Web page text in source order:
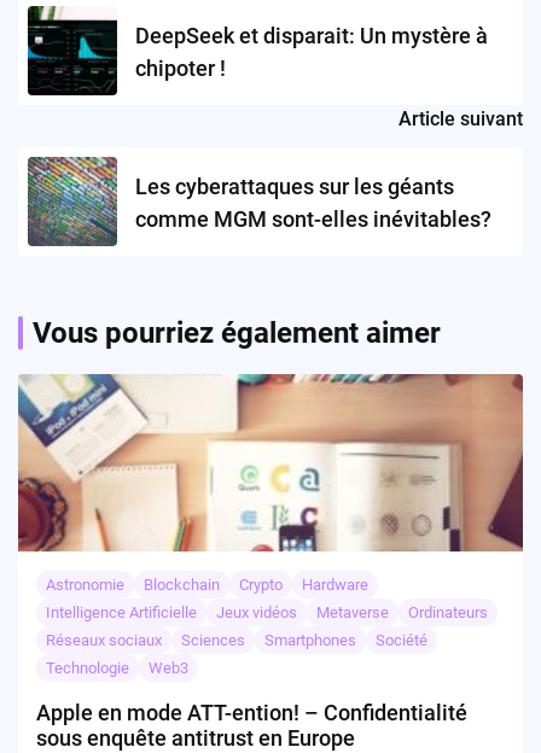
navigationDeepSeek et disparait: Un mystère à
chipoter !
Article suivant
Les cyberattaques sur les géants
comme MGM sont-elles inévitables?
Vous pourriez également aimer
Astronomie Blockchain Crypto
Hardware
Intelligence Artificielle
Jeux vidéos Metaverse
Ordinateurs
Réseaux sociaux
Sciences Smartphones
Société
Technologie
Web3
Apple en mode ATT-ention! – Confidentialité
sous enquête antitrust en Europe